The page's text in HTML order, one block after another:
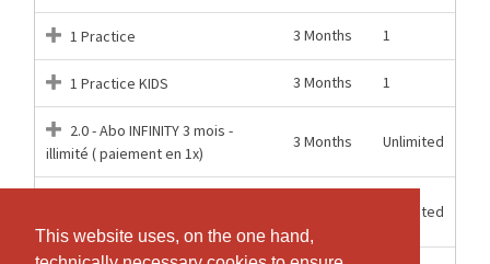
This website uses, on the one hand,
This website uses, on the one hand,
1 Practice 3 Months 1
1 Practice KIDS 3 Months 1
2.0 - Abo INFINITY 3 mois -
illimité ( paiement en 1x)
3 Months Unlimited
Unlimited